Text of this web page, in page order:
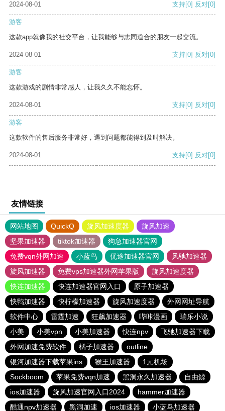
2024-08-01
支持[0] 反对[0]
游客
这款app就像我的社交平台，让我能够与志同道合的朋友一起交流。
2024-08-01 支持[0] 反对[0]
游客
这款游戏的剧情非常感人，让我久久不能忘怀。
2024-08-01 支持[0] 反对[0]
游客
这款软件的售后服务非常好，遇到问题都能得到及时解决。
2024-08-01 支持[0] 反对[0]
友情链接
网站地图 QuickQ 旋风加速度器
旋风加速
坚果加速器
tiktok加速器
狗急加速器官网
免费vqn外网加速
小蓝鸟 优途加速器官网
风驰加速器
旋风加速器
免费vps加速器外网苹果版
旋风加速度器
快连加速器
快连加速器官网入口
原子加速器
快鸭加速器
快柠檬加速器 旋风加速度器
外网网址导航
软件中心
雷霆加速 狂飙加速器 哔咔漫画
瑞乐小说
小美
小美vpn 小美加速器 快连npv
飞驰加速器下载
外网加速免费软件
橘子加速器
outline
银河加速器下载苹果ins
猴王加速器
1元机场
Sockboom
苹果免费vqn加速 黑洞永久加速器
自由鲸
ios加速器
旋风加速官网入口2024
hammer加速器
酷通npv加速器
黑洞加速 ios加速器 小蓝鸟加速器